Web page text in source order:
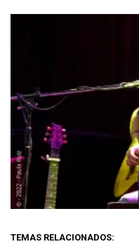
TEMAS RELACIONADOS: